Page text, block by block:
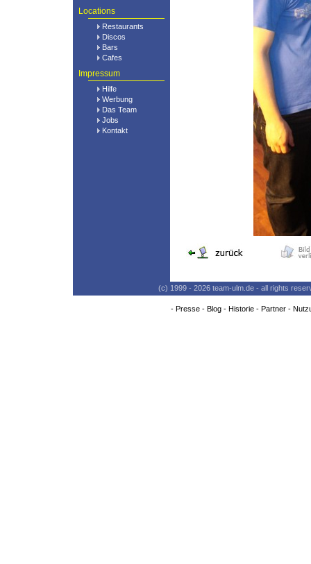
Locations
Restaurants
Discos
Bars
Cafes
Impressum
Hilfe
Werbung
Das Team
Jobs
Kontakt
(c) 1999 - 2026 team-ulm.de - all rights
- Presse- Blog- Historie- Partner-